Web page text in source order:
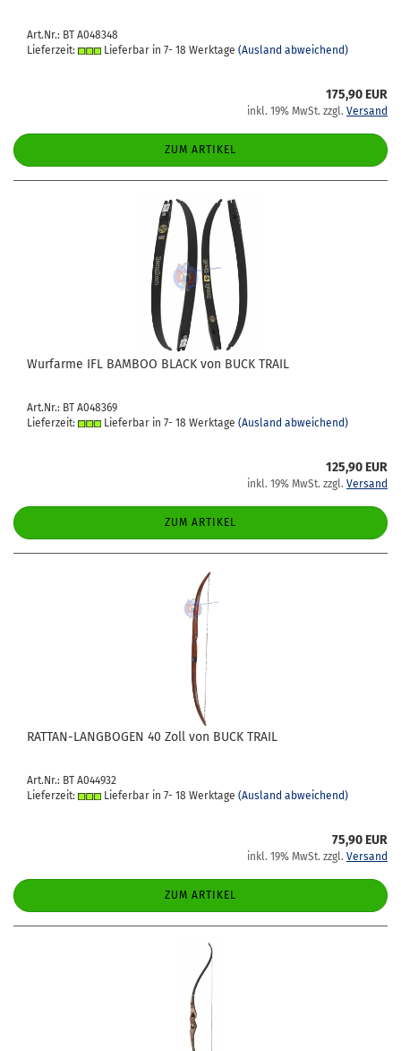
Art.Nr.: BT A048348
Lieferzeit:
Lieferbar in 7- 18 Werktage (Ausland abweichend)
175,90 EUR
inkl. 19% MwSt. zzgl. Versand
ZUM ARTIKEL
Wurf­ar­me IFL BAM­BOO BLACK von BUCK TRAIL
Art.Nr.: BT A048369
Lieferzeit:
Lieferbar in 7- 18 Werktage (Ausland abweichend)
125,90 EUR
inkl. 19% MwSt. zzgl. Versand
ZUM ARTIKEL
RATTAN-​​LANG­BO­GEN 40 Zoll von BUCK TRAIL
Art.Nr.: BT A044932
Lieferzeit:
Lieferbar in 7- 18 Werktage (Ausland abweichend)
75,90 EUR
inkl. 19% MwSt. zzgl. Versand
ZUM ARTIKEL